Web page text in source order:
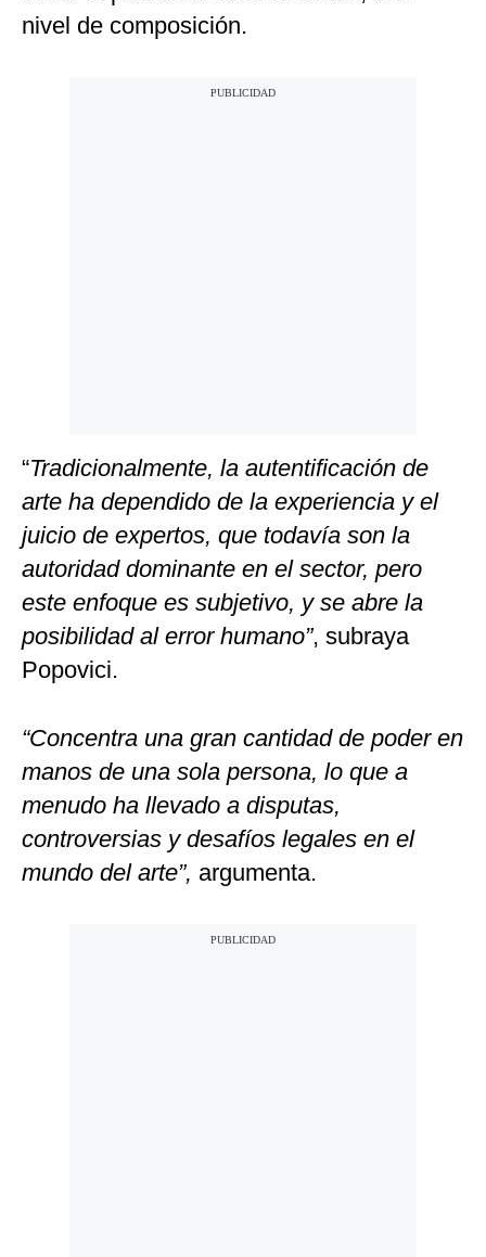
nivel de composición.
“Tradicionalmente, la autentificación de
arte ha dependido de la experiencia y el
juicio de expertos, que todavía son la
autoridad dominante en el sector, pero
este enfoque es subjetivo, y se abre la
posibilidad al error humano”, subraya
Popovici.
“Concentra una gran cantidad de poder en
manos de una sola persona, lo que a
menudo ha llevado a disputas,
controversias y desafíos legales en el
mundo del arte”, argumenta.